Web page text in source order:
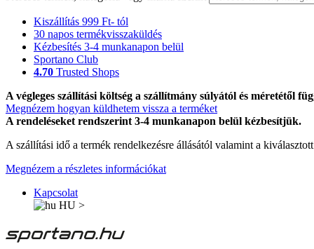
Kiszállítás 999 Ft- tól
30 napos termékvisszaküldés
Kézbesítés 3-4 munkanapon belül
Sportano Club
4.70 Trusted Shops
A végleges szállítási költség a szállítmány súlyától és méretétől
Megnézem hogyan küldhetem vissza a terméket
A rendeléseket rendszerint 3-4 munkanapon belül kézbesítjük.
A szállítási idő a termék rendelkezésre állásától valamint a
Megnézem a részletes információkat
Kapcsolat
HU >